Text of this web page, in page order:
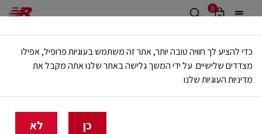
0
משלוח חינם מעל 499 ש"ח
🔥 20% הנחה על כל הביגוד באתר ובחנויות - לזמן מוגבל
בית גברים ספורט
כדי להציע לך חוויה טובה יותר, אתר זה משתמש בעוגיות פרופיל, אפילו
מצדדים שלישיים. על ידי המשך גלישה באתר שלנו אתה מקבל את
מדיניות העוגיות שלנו
כן לא